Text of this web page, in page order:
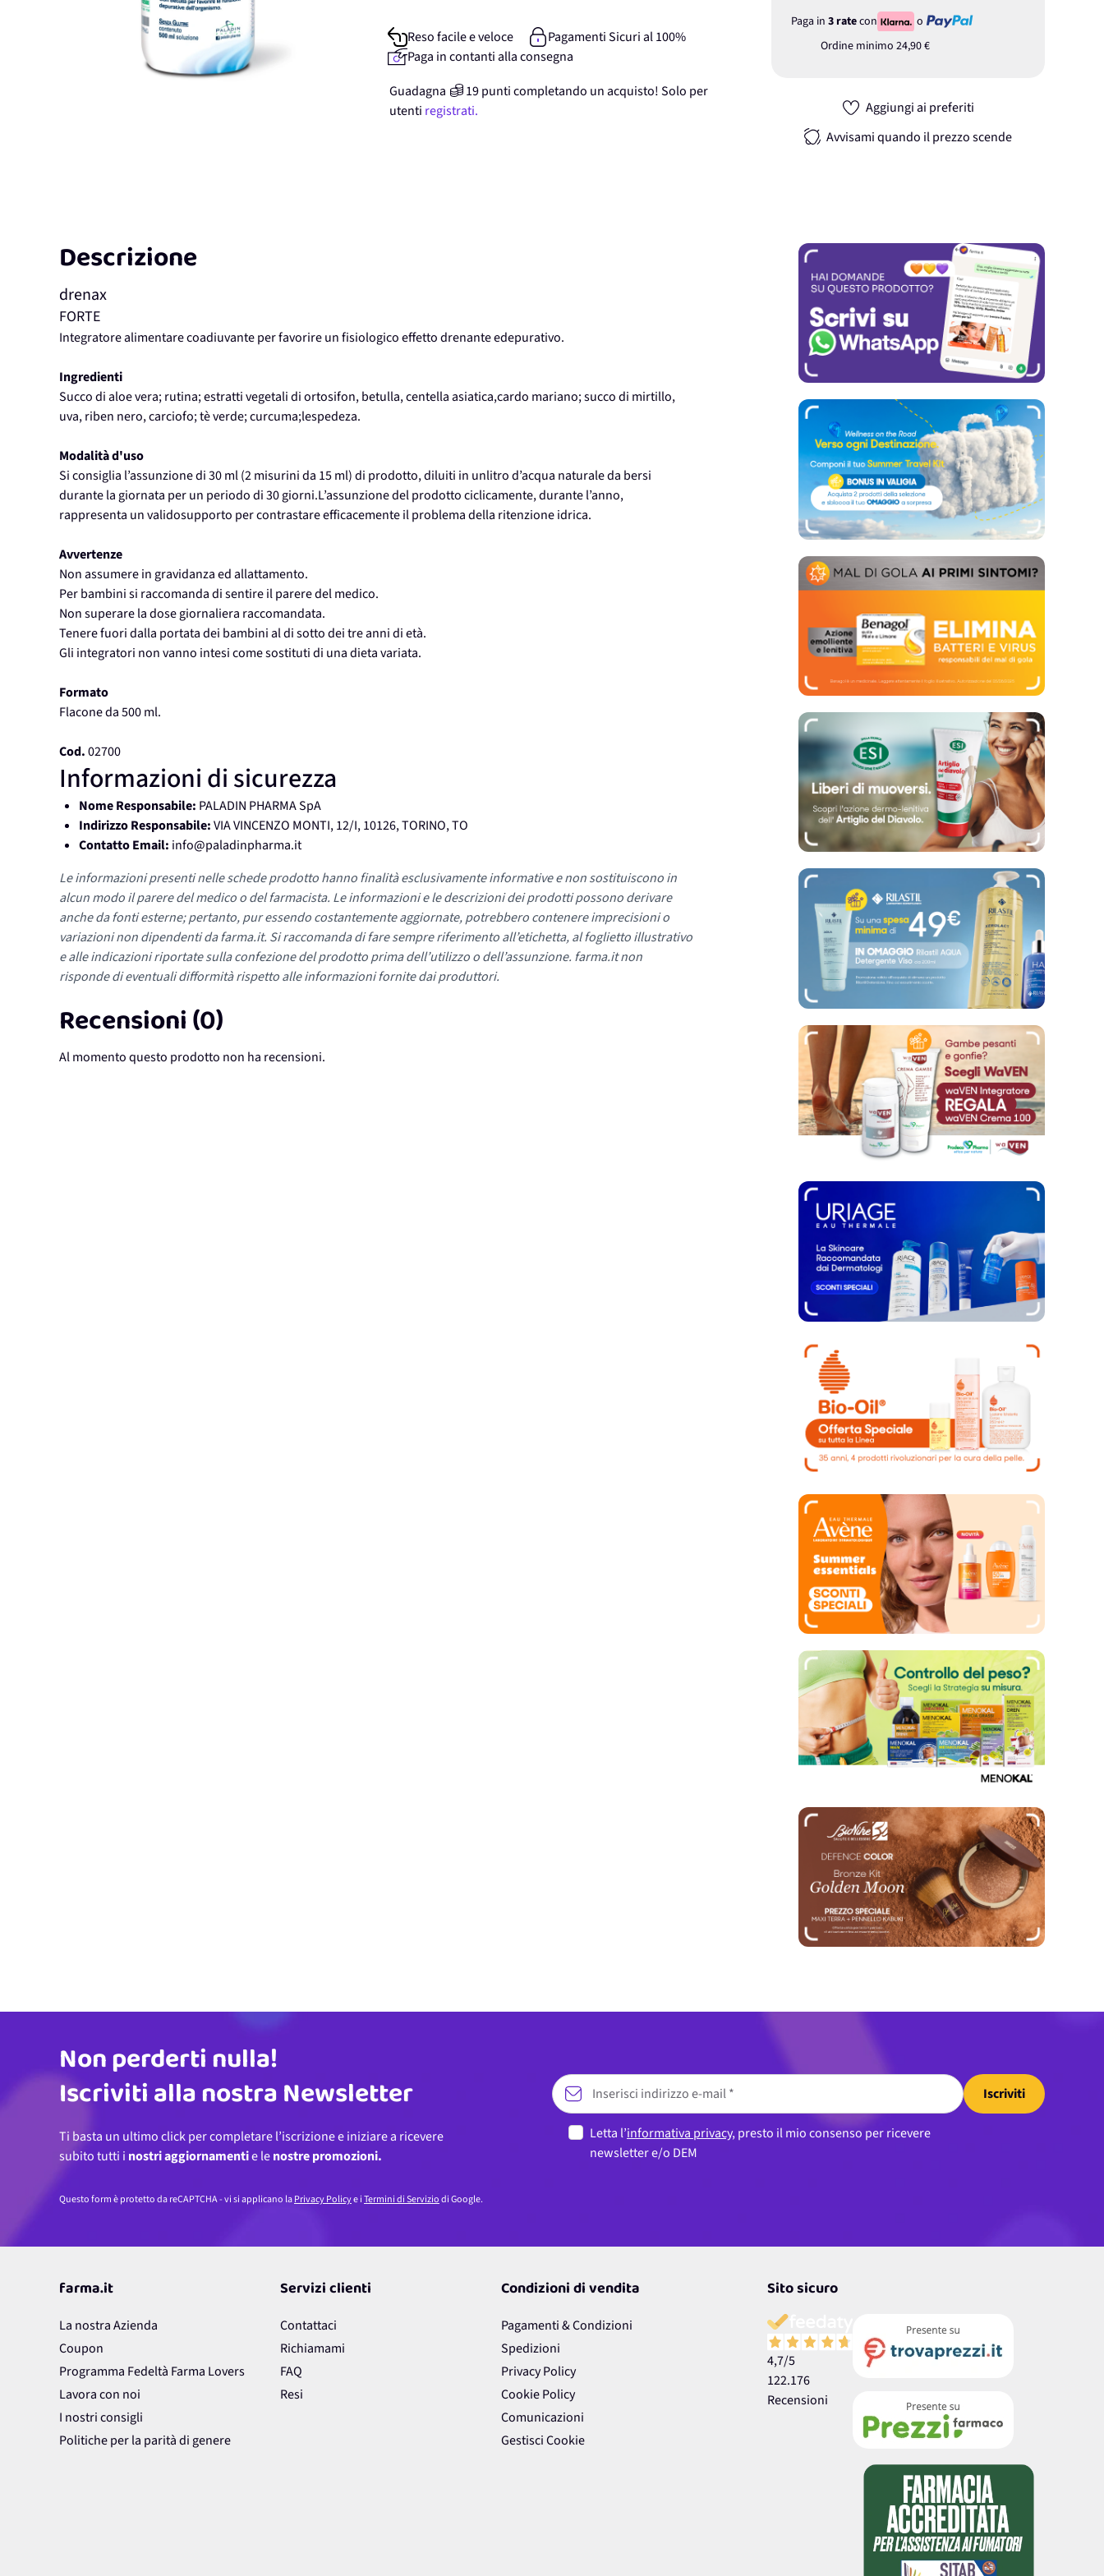
Paga in 3 ratecon
o
Ordine minimo 24,90 €
Aggiungi ai preferiti
Avvisami quando il prezzo scende
Reso facile e veloce
Pagamenti Sicuri al 100%
Paga in contanti alla consegna
Guadagna
19punticompletando un acquisto! Solo per
utenti registrati.
Descrizione
drenax
FORTE
Integratore alimentare coadiuvante per favorire un fisiologico effetto drenante edepurativo.
Ingredienti
Succo di aloe vera; rutina; estratti vegetali di ortosifon, betulla, centella asiatica,cardo mariano; succo di mirtillo,
uva, riben nero, carciofo; tè verde; curcuma;lespedeza.
Modalità d'uso
Si consiglia l’assunzione di 30 ml (2 misurini da 15 ml) di prodotto, diluiti in unlitro d’acqua naturale da bersi
durante la giornata per un periodo di 30 giorni.L’assunzione del prodotto ciclicamente, durante l’anno,
rappresenta un validosupporto per contrastare efficacemente il problema della ritenzione idrica.
Avvertenze
Non assumere in gravidanza ed allattamento.
Per bambini si raccomanda di sentire il parere del medico.
Non superare la dose giornaliera raccomandata.
Tenere fuori dalla portata dei bambini al di sotto dei tre anni di età.
Gli integratori non vanno intesi come sostituti di una dieta variata.
Formato
Flacone da 500 ml.
Cod.02700
Informazioni di sicurezza
Nome Responsabile: PALADIN PHARMA SpA
Indirizzo Responsabile:VIA VINCENZO MONTI, 12/I, 10126, TORINO, TO
Contatto Email: info@paladinpharma.it
Le informazioni presenti nelle schede prodotto hanno finalità esclusivamente informative e non sostituiscono in
alcun modo il parere del medico o del farmacista. Le informazioni e le descrizioni dei prodotti possono derivare
anche da fonti esterne; pertanto, pur essendo costantemente aggiornate, potrebbero contenere imprecisioni o
variazioni non dipendenti da farma.it. Si raccomanda di fare sempre riferimento all’etichetta, al foglietto illustrativo
e alle indicazioni riportate sulla confezione del prodotto prima dell’utilizzo o dell’assunzione. farma.it non
risponde di eventuali difformità rispetto alle informazioni fornite dai produttori.
Recensioni (0)
Al momento questo prodotto non ha recensioni.
Indirizzo email
Non perderti nulla!
Iscriviti alla nostra Newsletter
Ti basta un ultimo click per completare l’iscrizione e iniziare a ricevere
subito tutti i nostri aggiornamentie lenostre promozioni.
Iscriviti
Letta l’informativa privacy, presto il mio consenso per ricevere
newsletter e/o DEM
Questo form è protetto da reCAPTCHA - vi si applicano laPrivacy Policye iTermini di Serviziodi Google.
farma.it
La nostra Azienda
Coupon
Programma Fedeltà Farma Lovers
Lavora con noi
I nostri consigli
Politiche per la parità di genere
Servizi clienti
Contattaci
Richiamami
FAQ
Resi
Condizioni di vendita
Pagamenti & Condizioni
Spedizioni
Privacy Policy
Cookie Policy
Comunicazioni
Gestisci Cookie
Sito sicuro
4,7/5
122.176
Recensioni